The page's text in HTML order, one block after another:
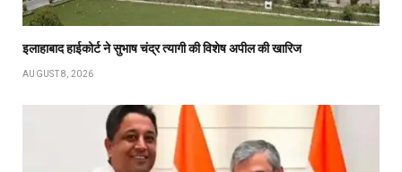
इलाहाबाद हाईकोर्ट ने सुभाष चंद्र त्यागी की विशेष अपील की खारिज
AUGUST 8, 2026